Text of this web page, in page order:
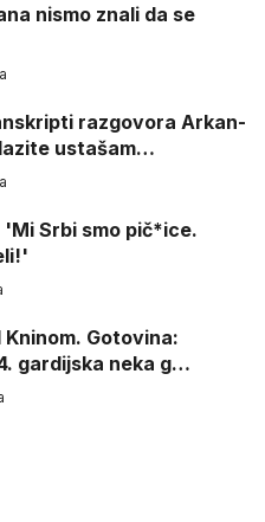
nismo znali da se
razgovora Arkan-
ustašam…
'Mi Srbi smo pič*ice.
gardijska neka g…